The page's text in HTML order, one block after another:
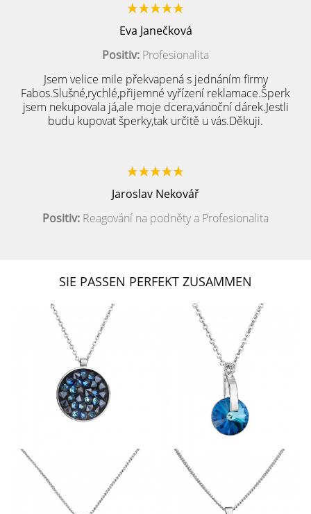
Eva Janečková
Positiv: Profesionalita
Jsem velice mile překvapená s jednáním firmy
Fabos.Slušné,rychlé,přijemné vyřízení reklamace.Šperk
jsem nekupovala já,ale moje dcera,vánoční dárek.Jestli
budu kupovat šperky,tak určitě u vás.Děkuji.
Jaroslav Nekovář
Positiv: Reagování na podněty a Profesionalita
SIE PASSEN PERFEKT ZUSAMMEN